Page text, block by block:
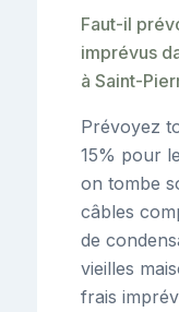
Faut-il
imprévus
à Saint-
Prévoyez
15% pour
on tombe
câbles
de
vieilles
frais